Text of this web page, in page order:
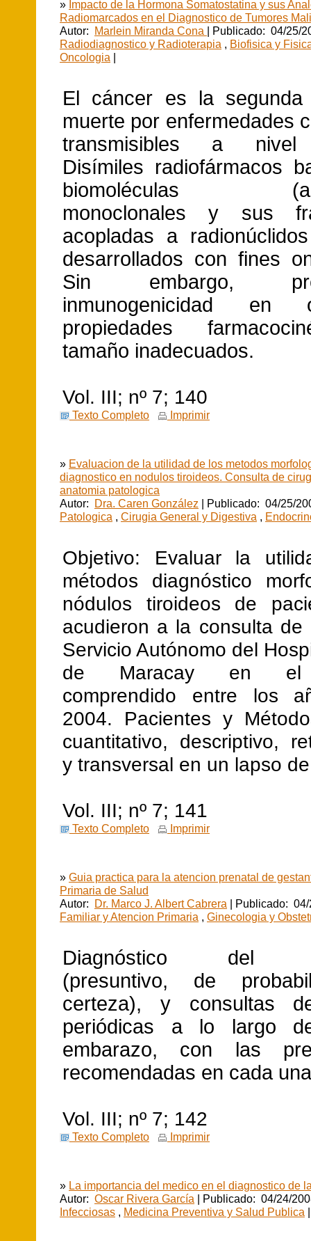
» Impacto de la Hormona Somatostatina y sus
Radiomarcados en el Diagnostico de Tumores
Autor: Marlein Miranda Cona | Publicado: 04/25/
Radiodiagnostico y Radioterapia , Biofisica y
Oncologia |
El cáncer es la
muerte por enfermedades
transmisibles a nivel
Disímiles radiofármacos
biomoléculas
monoclonales y sus
acopladas a
desarrollados con fines
Sin embargo,
inmunogenicidad en
propiedades
tamaño inadecuados.
Vol. III; nº 7; 140
Texto Completo Imprimir
» Evaluacion de la utilidad de los metodos
diagnostico en nodulos tiroideos. Consulta de
anatomia patologica
Autor: Dra. Caren González | Publicado: 04/25/
Patologica , Cirugia General y Digestiva ,
Objetivo: Evaluar la
métodos diagnóstico
nódulos tiroideos de
acudieron a la consulta de
Servicio Autónomo del
de Maracay en el
comprendido entre los
2004. Pacientes y
cuantitativo, descriptivo,
y transversal en un lapso
Vol. III; nº 7; 141
Texto Completo Imprimir
» Guia practica para la atencion prenatal de
Primaria de Salud
Autor: Dr. Marco J. Albert Cabrera | Publicado:
Familiar y Atencion Primaria , Ginecologia y
Diagnóstico del
(presuntivo, de
certeza), y consultas
periódicas a lo largo
embarazo, con las
recomendadas en cada
Vol. III; nº 7; 142
Texto Completo Imprimir
» La importancia del medico en el diagnostico de
Autor: Oscar Rivera García | Publicado: 04/24/
Infecciosas , Medicina Preventiva y Salud Publica |